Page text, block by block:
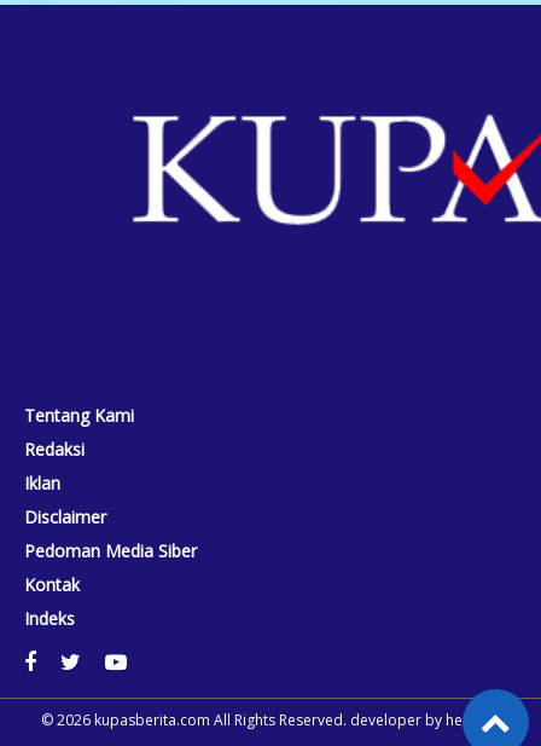
Tentang Kami
Redaksi
Iklan
Disclaimer
Pedoman Media Siber
Kontak
Indeks
© 2026 kupasberita.com All Rights Reserved. developer by heriweb